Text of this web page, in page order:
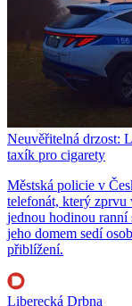
Neuvěřitelná drzost:
taxík pro cigarety
Městská policie v
telefonát, který zprvu
jednou hodinou ranní
jeho domem sedí
přiblížení.
Liberecká Drbna